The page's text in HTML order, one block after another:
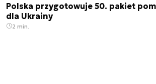
Polska przygotowuje 50. pakiet
dla Ukrainy
2 min.